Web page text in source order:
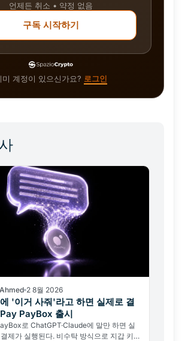
언제든 취소 • 약정 없음
구독 시작하기
미 계정이 있으신가요? 로그인
2 8월 2026
'이거 사줘'라고 하면 실제로 결
PayBox 출시
로 ChatGPT·Claude에 말만 하면 실
제가 실행된다. 비수탁 방식으로 지갑 키를